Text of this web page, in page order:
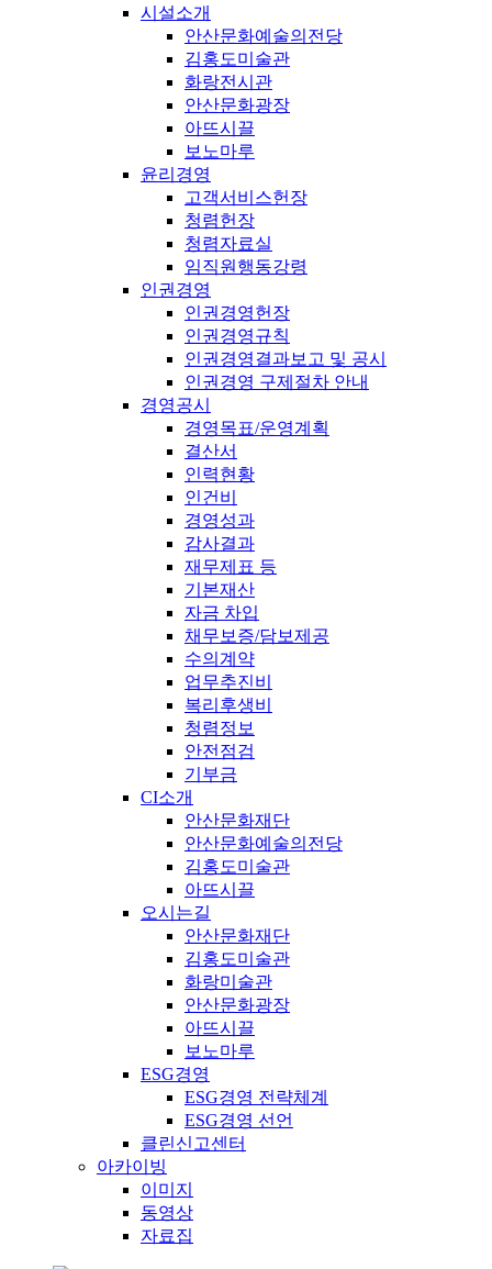
시설소개
안산문화예술의전당
김홍도미술관
화랑전시관
안산문화광장
아뜨시끌
보노마루
윤리경영
고객서비스헌장
청렴헌장
청렴자료실
임직원행동강령
인권경영
인권경영헌장
인권경영규칙
인권경영결과보고 및 공시
인권경영 구제절차 안내
경영공시
경영목표/운영계획
결산서
인력현황
인건비
경영성과
감사결과
재무제표 등
기본재산
자금 차입
채무보증/담보제공
수의계약
업무추진비
복리후생비
청렴정보
안전점검
기부금
CI소개
안산문화재단
안산문화예술의전당
김홍도미술관
아뜨시끌
오시는길
안산문화재단
김홍도미술관
화랑미술관
안산문화광장
아뜨시끌
보노마루
ESG경영
ESG경영 전략체계
ESG경영 선언
클린신고센터
아카이빙
이미지
동영상
자료집